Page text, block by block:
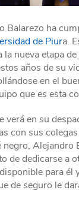
Balarezo ha
de Piura.
nueva etapa
años de su
en el
que es esta
verá en su
con sus
Alejandro
de dedicarse a
para él
de seguro le